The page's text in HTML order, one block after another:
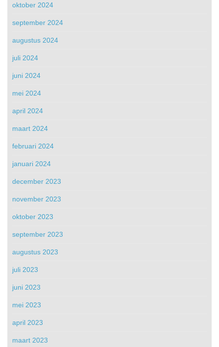
oktober 2024
september 2024
augustus 2024
juli 2024
juni 2024
mei 2024
april 2024
maart 2024
februari 2024
januari 2024
december 2023
november 2023
oktober 2023
september 2023
augustus 2023
juli 2023
juni 2023
mei 2023
april 2023
maart 2023